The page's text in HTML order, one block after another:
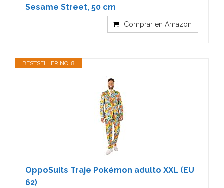
Sesame Street, 50 cm
Comprar en Amazon
BESTSELLER NO. 8
OppoSuits Traje Pokémon adulto XXL (EU
62)